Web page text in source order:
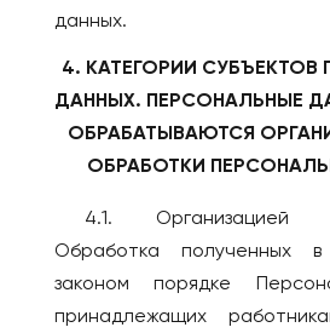
данных.
4. КАТЕГОРИИ СУБЪЕКТОВ
ДАННЫХ. ПЕРСОНАЛЬНЫЕ
ОБРАБАТЫВАЮТСЯ
ОБРАБОТКИ
4.1. Организацией
Обработка полученных в
законом порядке
принадлежащих